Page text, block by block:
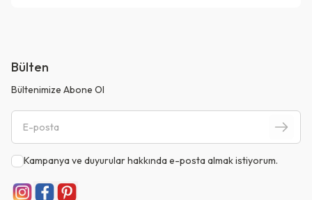
Bülten
Bültenimize Abone Ol
Kampanya ve duyurular hakkında e-posta almak istiyorum.